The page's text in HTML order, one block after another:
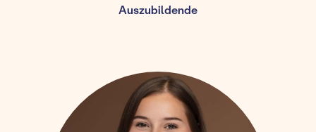
Auszubildende